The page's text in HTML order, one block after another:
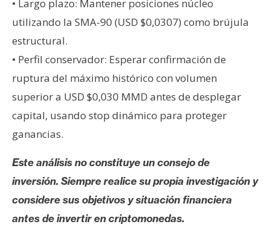
• Largo plazo: Mantener posiciones núcleo
utilizando la SMA-90 (USD $0,0307) como brújula
estructural.
• Perfil conservador: Esperar confirmación de
ruptura del máximo histórico con volumen
superior a USD $0,030 MMD antes de desplegar
capital, usando stop dinámico para proteger
ganancias.
Este análisis no constituye un consejo de
inversión. Siempre realice su propia investigación y
considere sus objetivos y situación financiera
antes de invertir en criptomonedas.